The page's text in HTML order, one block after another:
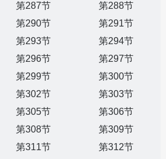
第287节
第288节
第290节
第291节
第293节
第294节
第296节
第297节
第299节
第300节
第302节
第303节
第305节
第306节
第308节
第309节
第311节
第312节